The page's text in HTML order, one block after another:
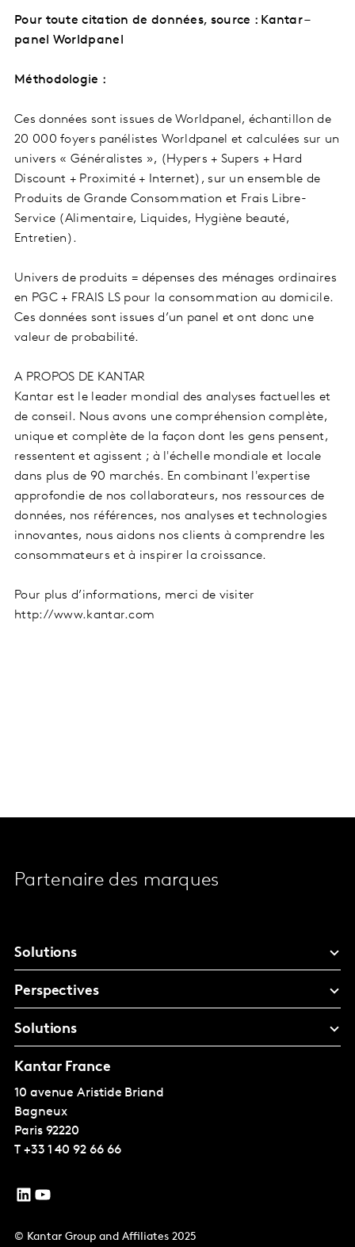
Pour toute citation de données, source : Kantar –
panel Worldpanel
Méthodologie :
Ces données sont issues de Worldpanel, échantillon de
20 000 foyers panélistes Worldpanel et calculées sur un
univers « Généralistes », (Hypers + Supers + Hard
Discount + Proximité + Internet), sur un ensemble de
Produits de Grande Consommation et Frais Libre-
Service (Alimentaire, Liquides, Hygiène beauté,
Entretien).
Univers de produits = dépenses des ménages ordinaires
en PGC + FRAIS LS pour la consommation au domicile.
Ces données sont issues d’un panel et ont donc une
valeur de probabilité.
A PROPOS DE KANTAR
Kantar est le leader mondial des analyses factuelles et
de conseil. Nous avons une compréhension complète,
unique et complète de la façon dont les gens pensent,
ressentent et agissent ; à l'échelle mondiale et locale
dans plus de 90 marchés. En combinant l'expertise
approfondie de nos collaborateurs, nos ressources de
données, nos références, nos analyses et technologies
innovantes, nous aidons nos clients à comprendre les
consommateurs et à inspirer la croissance.
Pour plus d’informations, merci de visiter
http://www.kantar.com
Partenaire des marques
Solutions
Perspectives
Solutions
Kantar France
10 avenue Aristide Briand
Bagneux
Paris 92220
T +33 1 40 92 66 66
© Kantar Group and Affiliates 2025